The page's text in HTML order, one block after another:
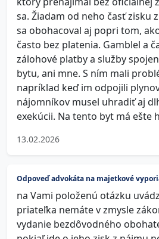
sa. Žiadam od neho časť zisku
sa obohacoval aj popri tom,
často bez platenia. Gamblel a
zálohové platby a služby
bytu, ani mne. S ním mali
napríklad keď im odpojili
nájomníkov musel uhradiť aj
exekúcii. Na tento byt má ešte
13.02.2026
Odpoveď advokáta na majetkové
na Vami položenú otázku
priateľka nemáte v zmysle
vydanie bezdôvodného